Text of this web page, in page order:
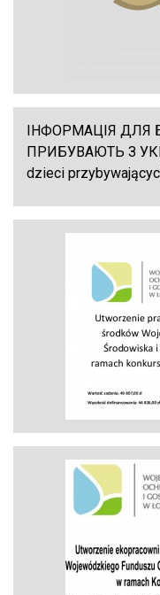
ІНФОРМАЦІЯ ДЛЯ
ПРИБУВАЮТЬ З
dzieci